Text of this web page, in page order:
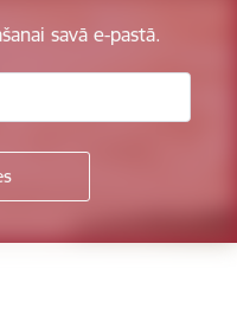
savā e-pastā.